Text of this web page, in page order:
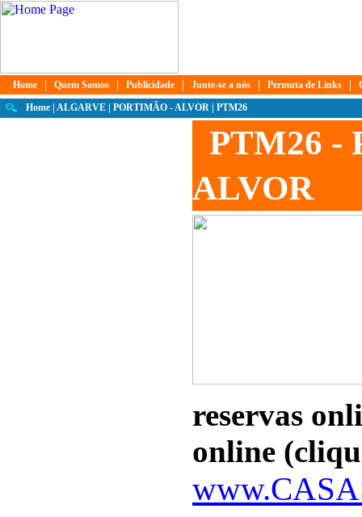
Home | Quem Somos | Publicidade | Junte-se a nós | Permuta de Links |
Home ALGARVE PORTIMÃO - ALVOR | PTM26
PTM26 -
ALVOR
reservas
online